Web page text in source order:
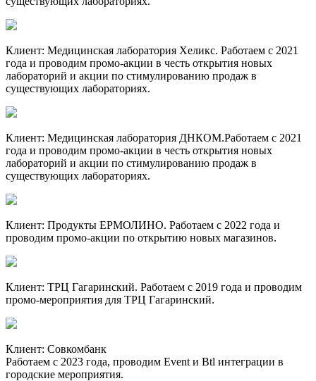
Клиент: Медицинская лаборатория Хеликс. Работаем с 2021
года и проводим промо-акции в честь открытия новых
лабораторий и акции по стимулированию продаж в
существующих лабораториях.
Клиент: Медицинская лаборатория ДНКОМ.Работаем с 2021
года и проводим промо-акции в честь открытия новых
лабораторий и акции по стимулированию продаж в
существующих лабораториях.
Клиент: Продукты ЕРМОЛИНО. Работаем с 2022 года и
проводим промо-акции по открытию новых магазинов.
Клиент: ТРЦ Гагаринский. Работаем с 2019 года и проводим
промо-мероприятия для ТРЦ Гагаринский.
Клиент: Совкомбанк
Работаем с 2023 года, проводим Event и Btl интеграции в
городские мероприятия.